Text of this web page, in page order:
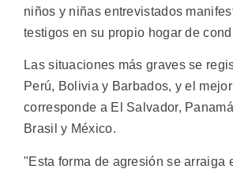
niños y niñas entrevistados
testigos en su propio hogar de
Las situaciones más graves se
Perú, Bolivia y Barbados, y el
corresponde a El Salvador,
Brasil y México.
"Esta forma de agresión se arraiga